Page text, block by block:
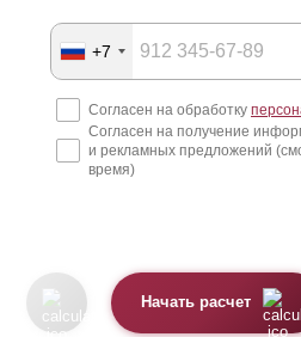
+7
Согласен на обработку
Согласен на получение
и рекламных предложений
время)
Начать расчет